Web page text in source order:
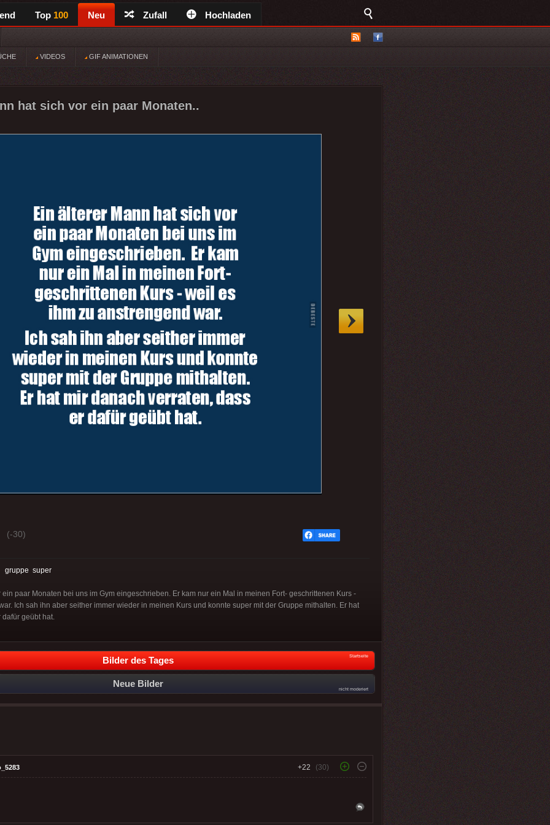
Top 100 Neu Zufall Hochladen
VIDEOS GIF ANIMATIONEN
hat sich vor ein paar Monaten..
(-30)
gruppe super
paar Monaten bei uns im Gym eingeschrieben. Er kam nur ein Mal in meinen Fort- geschrittenen Kurs -
Ich sah ihn aber seither immer wieder in meinen Kurs und konnte super mit der Gruppe mithalten. Er hat
dafür geübt hat.
Bilder des Tages Startseite
Neue Bilder
nicht moderiert
+22 (30)